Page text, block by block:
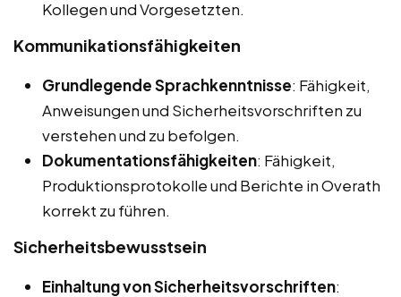
Kollegen und Vorgesetzten.
Kommunikationsfähigkeiten
Grundlegende Sprachkenntnisse: Fähigkeit,
Anweisungen und Sicherheitsvorschriften zu
verstehen und zu befolgen.
Dokumentationsfähigkeiten: Fähigkeit,
Produktionsprotokolle und Berichte in Overath
korrekt zu führen.
Sicherheitsbewusstsein
Einhaltung von Sicherheitsvorschriften: